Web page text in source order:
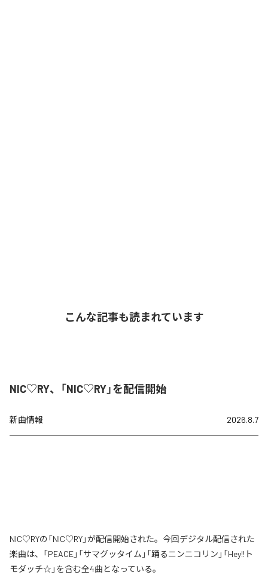
こんな記事も読まれています
NIC♡RY、「NIC♡RY」を配信開始
新曲情報 2026.8.7
NIC♡RYの「NIC♡RY」が配信開始された。今回デジタル配信された
楽曲は、「PEACE」「サマグッタイム」「踊るニンニコリン」「Hey!!ト
モダッチ☆」を含む全4曲となっている。